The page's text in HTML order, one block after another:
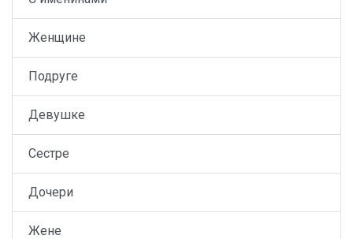
Женщине
Подруге
Девушке
Сестре
Дочери
Жене